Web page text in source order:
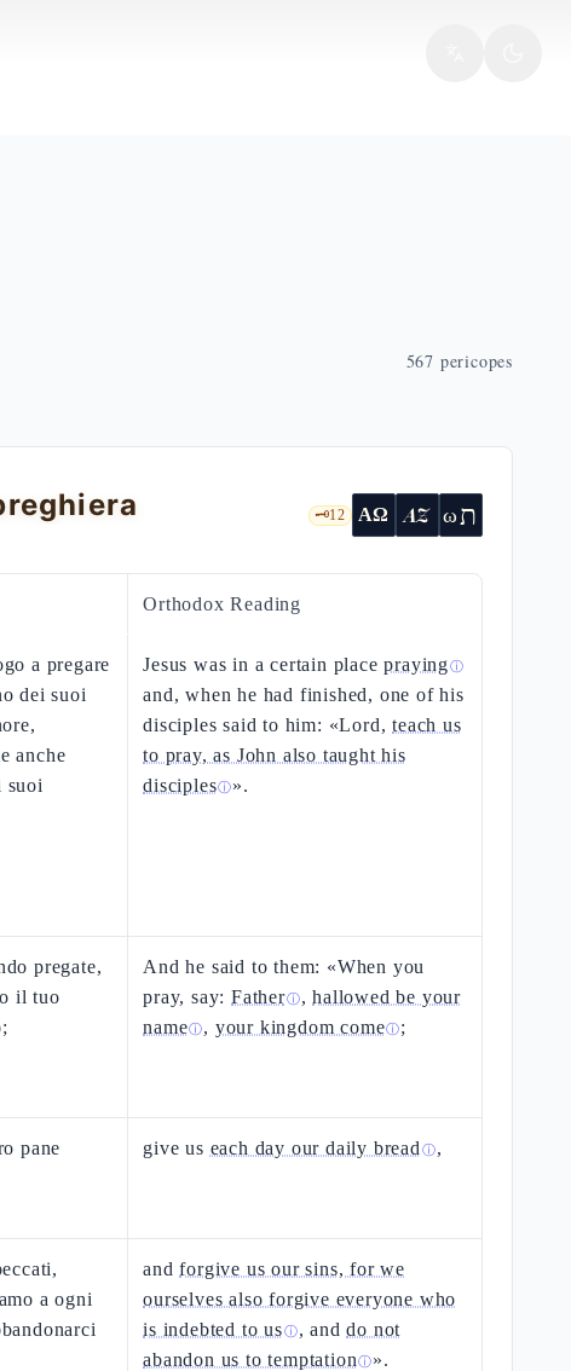
567 pericopes
🗝️12 ΑΩ AZ ωת
Orthodox Reading
a pregare
dei suoi
anche
suoi
Jesus was in a certain placeprayingⓘ
and, when he had finished, one of his
disciples said to him: «Lord,teach us
to pray, as John also taught his
disciplesⓘ».
pregate,
il tuo
And he said to them: «When you
pray, say:Fatherⓘ,hallowed be your
nameⓘ, your kingdom comeⓘ;
pane
give us each day our daily bread ⓘ,
a ogni
andforgive us our sins, for we
ourselves also forgive everyone who
is indebted to usⓘ, anddo not
abandon us to temptation ⓘ».